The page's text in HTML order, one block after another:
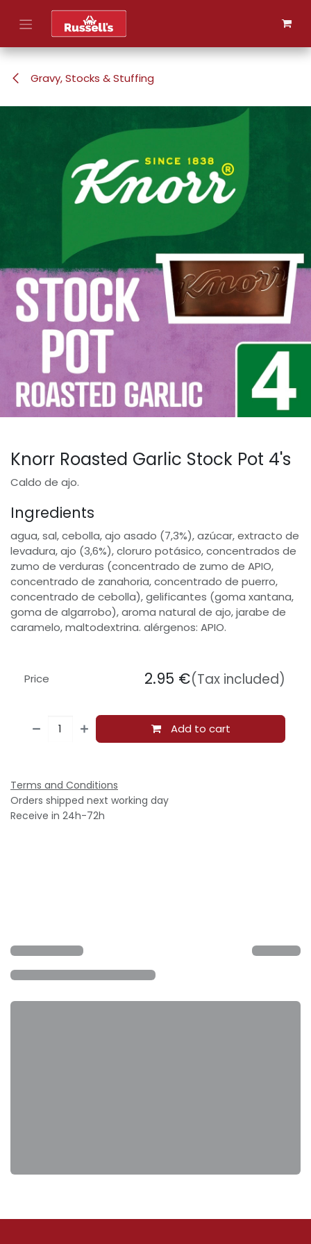
Skip to Content
Gravy, Stocks & Stuffing
Knorr Roasted Garlic Stock Pot 4's
Caldo de ajo.
Ingredients
agua, sal, cebolla, ajo asado (7,3%), azúcar, extracto de
levadura, ajo (3,6%), cloruro potásico, concentrados de
zumo de verduras (concentrado de zumo de APIO,
concentrado de zanahoria, concentrado de puerro,
concentrado de cebolla), gelificantes (goma xantana,
goma de algarrobo), aroma natural de ajo, jarabe de
caramelo, maltodextrina. alérgenos: APIO.
Add to cart
Price 2.95 €(Tax included)
Terms and Conditions
Orders shipped next working day
Receive in 24h-72h